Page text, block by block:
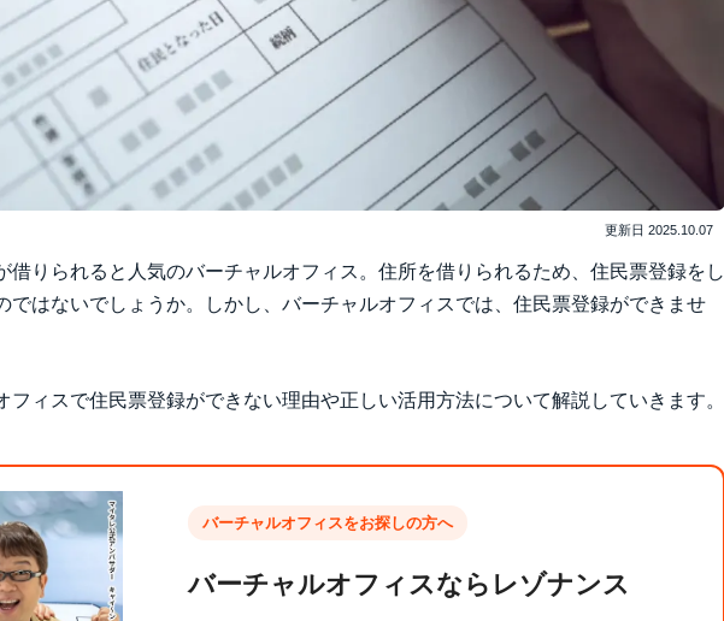
更新日 2025.10.07
借りられると人気のバーチャルオフィス。住所を借りられるため、住民票登録をし
ではないでしょうか。しかし、バーチャルオフィスでは、住民票登録ができませ
フィスで住民票登録ができない理由や正しい活用方法について解説していきます。
バーチャルオフィスをお探しの方へ
バーチャルオフィスなら レゾナンス